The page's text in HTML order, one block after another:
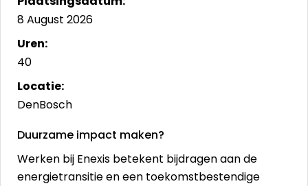
8 August 2026
Uren:
40
Locatie:
DenBosch
Duurzame impact maken?
Werken bij Enexis betekent bijdragen aan de
energietransitie en een toekomstbestendige